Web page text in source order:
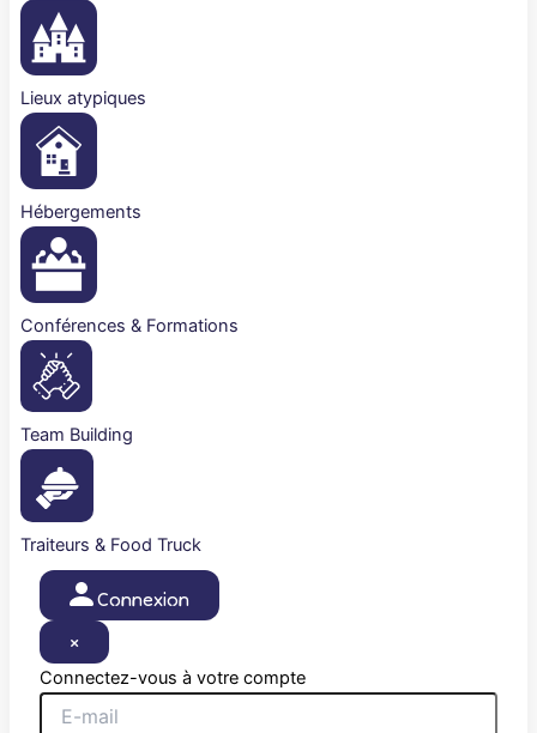
Lieux atypiques
Hébergements
Conférences & Formations
Team Building
Traiteurs & Food Truck
Connexion
×
Connectez-vous à votre compte